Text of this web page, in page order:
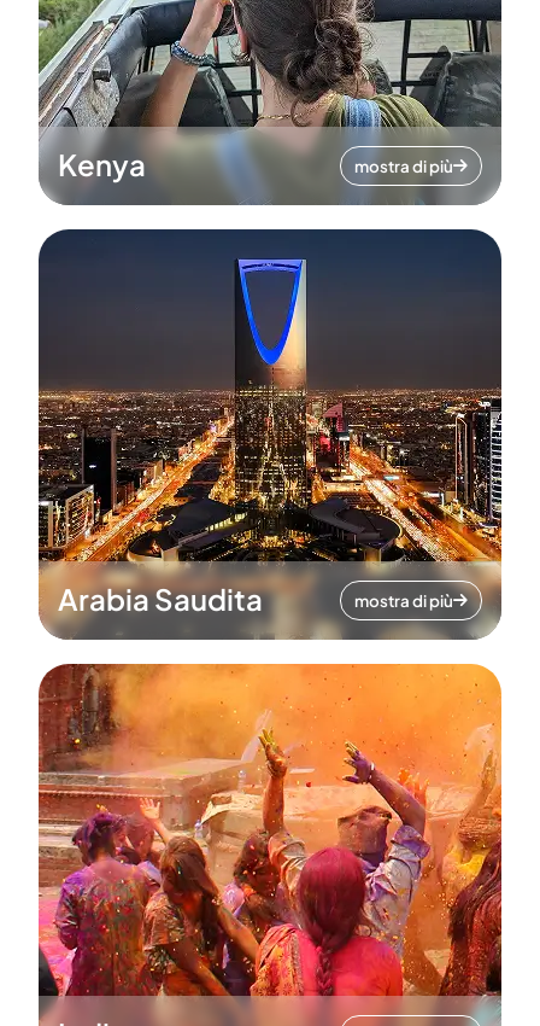
Kenya mostra di più
Arabia Saudita mostra di più